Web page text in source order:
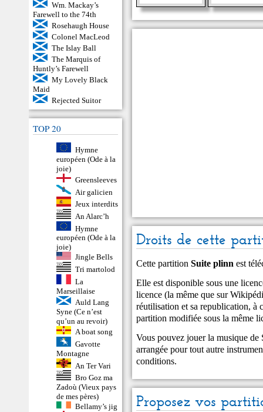
Wm. Mackay’s
Farewell to the 74th
Rosehaugh House
Colonel MacLeod
The Islay Ball
The Marquis of
Huntly’s Farewell
My Lovely Black
Maid
Rejected Suitor
TOP 20
Hymne
européen (Ode à la
joie)
Greensleeves
Air galicien
Jeux interdits
An Alarc’h
Hymne
européen (Ode à la
joie)
Jingle Bells
Tri martolod
La
Marseillaise
Auld Lang
Syne (Ce n’est
qu’un au revoir)
A boat song
Gavotte
Montagne
An Ter Vari
Bro Goz ma
Zadoù (Vieux pays
de mes pères)
Bellamy’s jig
Droits de cette
Cette partitionSuite plinn est
Elle est disponible sous une
licence (la même que sur
réutilisation et sa republication, à
partition modifiée sous la même
Vous pouvez jouer la musique
arrangée pour tout autre
conditions.
Proposez vos